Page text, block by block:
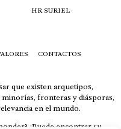
HR SURIEL
CONTACTOS
que existen arquetipos,
fronteras y diásporas,
en el mundo.
¿Puede encontrar su